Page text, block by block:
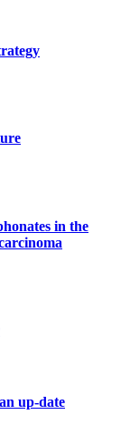
in the
up-date